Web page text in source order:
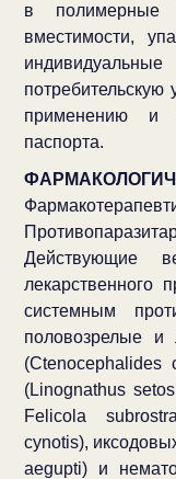
в полимерные
вместимости,
потребительскую
применению и
паспорта.
Действующие
лекарственного
системным
половозрелые и
(Linognathus
Felicola
cynotis),
aegupti) и